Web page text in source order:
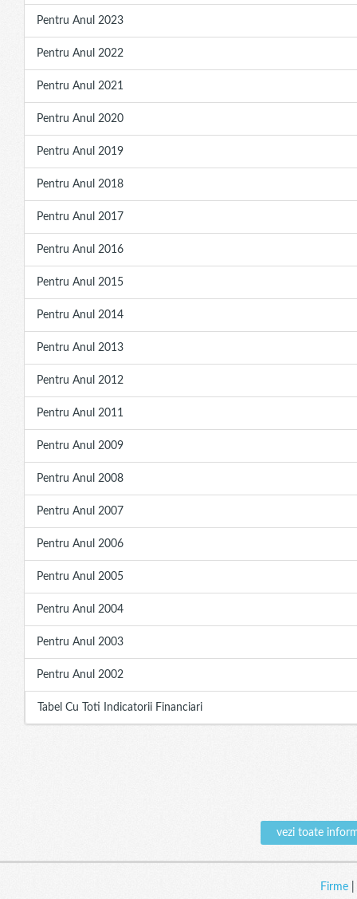
Pentru Anul 2023
Pentru Anul 2022
Pentru Anul 2021
Pentru Anul 2020
Pentru Anul 2019
Pentru Anul 2018
Pentru Anul 2017
Pentru Anul 2016
Pentru Anul 2015
Pentru Anul 2014
Pentru Anul 2013
Pentru Anul 2012
Pentru Anul 2011
Pentru Anul 2009
Pentru Anul 2008
Pentru Anul 2007
Pentru Anul 2006
Pentru Anul 2005
Pentru Anul 2004
Pentru Anul 2003
Pentru Anul 2002
Tabel Cu Toti Indicatorii Financiari
vezi toate
Firme|